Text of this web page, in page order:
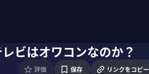
ビはオワコンなのか？
評価 保存 リンクをコピー